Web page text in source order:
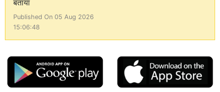
बताया
Published On 05 Aug 2026
15:06:48